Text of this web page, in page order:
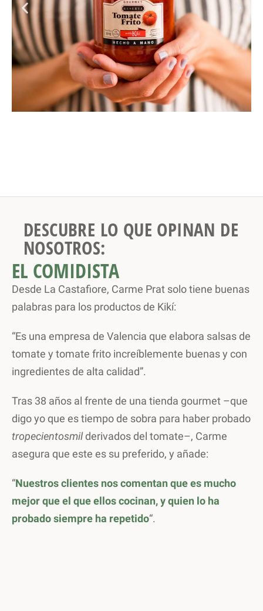
DESCUBRE LO QUE OPINAN DE
NOSOTROS:
EL COMIDISTA
Desde La Castafiore, Carme Prat solo tiene buenas
palabras para los productos de Kikí:
“Es una empresa de Valencia que elabora salsas de
tomate y tomate frito increíblemente buenas y con
ingredientes de alta calidad”.
Tras 38 años al frente de una tienda gourmet –que
digo yo que es tiempo de sobra para haber probado
tropecientosmilderivados del tomate–, Carme
asegura que este es su preferido, y añade:
“Nuestros clientes nos comentan que es mucho
mejor que el que ellos cocinan, y quien lo ha
probado siempre ha repetido“.